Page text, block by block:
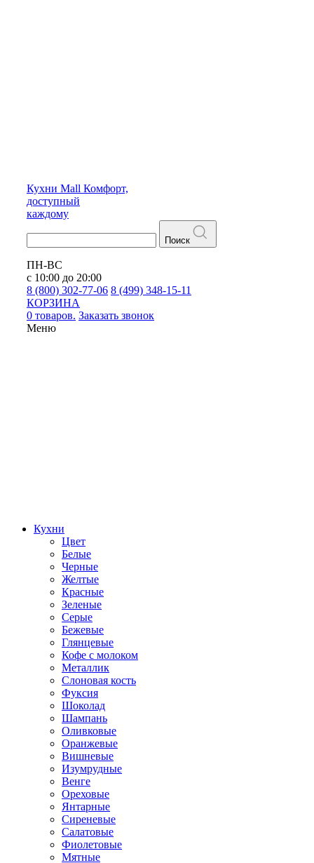
Кухни Mall Комфорт,
доступный
каждому
Поиск
ПН-ВС
с 10:00 до 20:00
8 (800) 302-77-06 8 (499) 348-15-11
КОРЗИНА
0 товаров. Заказать звонок
Меню
Кухни
Цвет
Белые
Черные
Желтые
Красные
Зеленые
Серые
Бежевые
Глянцевые
Кофе с молоком
Металлик
Слоновая кость
Фуксия
Шоколад
Шампань
Оливковые
Оранжевые
Вишневые
Изумрудные
Венге
Ореховые
Янтарные
Сиреневые
Салатовые
Фиолетовые
Мятные